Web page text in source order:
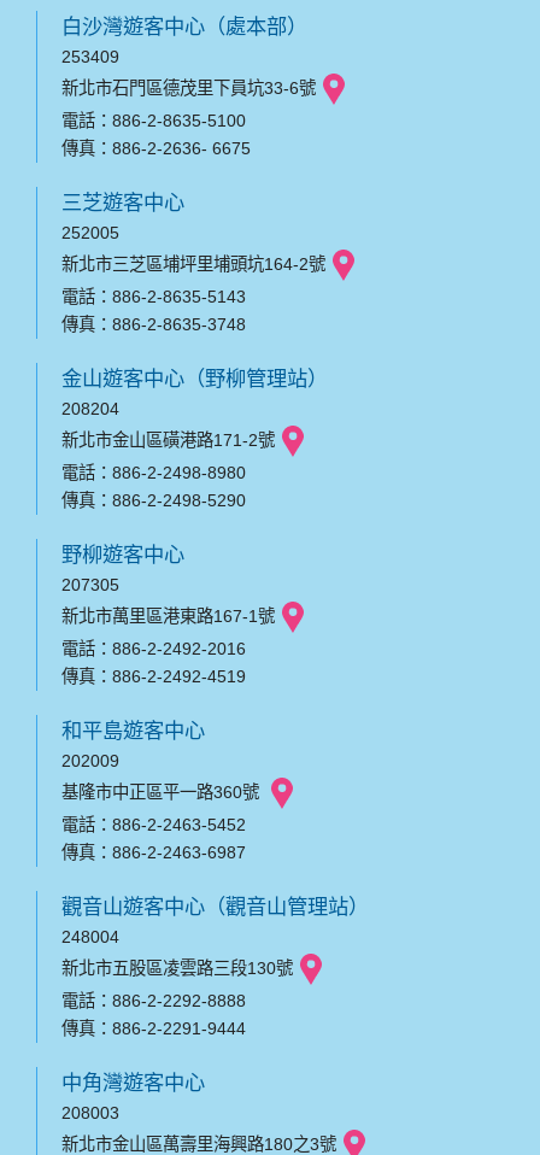
白沙灣遊客中心（處本部）
253409
新北市石門區德茂里下員坑33-6號
電話：886-2-8635-5100
傳真：886-2-2636- 6675
三芝遊客中心
252005
新北市三芝區埔坪里埔頭坑164-2號
電話：886-2-8635-5143
傳真：886-2-8635-3748
金山遊客中心（野柳管理站）
208204
新北市金山區磺港路171-2號
電話：886-2-2498-8980
傳真：886-2-2498-5290
野柳遊客中心
207305
新北市萬里區港東路167-1號
電話：886-2-2492-2016
傳真：886-2-2492-4519
和平島遊客中心
202009
基隆市中正區平一路360號
電話：886-2-2463-5452
傳真：886-2-2463-6987
觀音山遊客中心（觀音山管理站）
248004
新北市五股區凌雲路三段130號
電話：886-2-2292-8888
傳真：886-2-2291-9444
中角灣遊客中心
208003
新北市金山區萬壽里海興路180之3號